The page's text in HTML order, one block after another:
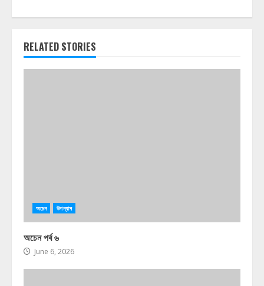
RELATED STORIES
অচেন উপন্যাস
অচেন পর্ব ৬
June 6, 2026